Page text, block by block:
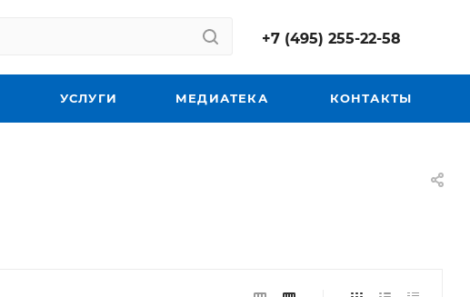
+7 (495) 255-22-58
УСЛУГИ МЕДИАТЕКА КОНТАКТЫ